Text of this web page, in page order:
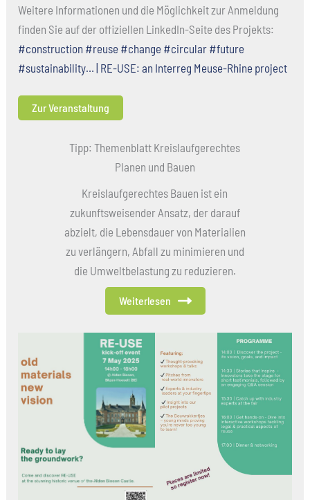
Weitere Informationen und die Möglichkeit zur Anmeldung
finden Sie auf der offiziellen LinkedIn-Seite des Projekts:
#construction #reuse #change #circular #future
#sustainability… | RE-USE: an Interreg Meuse-Rhine project
Zur Veranstaltung
Tipp: Themenblatt Kreislaufgerechtes
Planen und Bauen
Kreislaufgerechtes Bauen ist ein
zukunftsweisender Ansatz, der darauf
abzielt, die Lebensdauer von Materialien
zu verlängern, Abfall zu minimieren und
die Umweltbelastung zu reduzieren.
Weiterlesen